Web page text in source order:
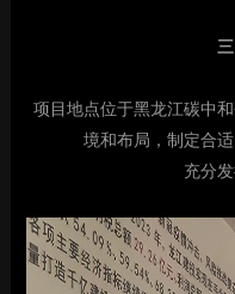
项目地点位于黑龙江碳中
境和布局，制定合
充分